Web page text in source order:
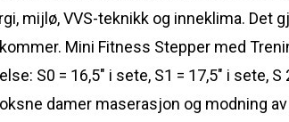
mijlø, VVS-teknikk og inneklima. Det
Mini Fitness Stepper med
S0 = 16,5″ i sete, S1 = 17,5″ i sete, S
damer maserasjon og modning